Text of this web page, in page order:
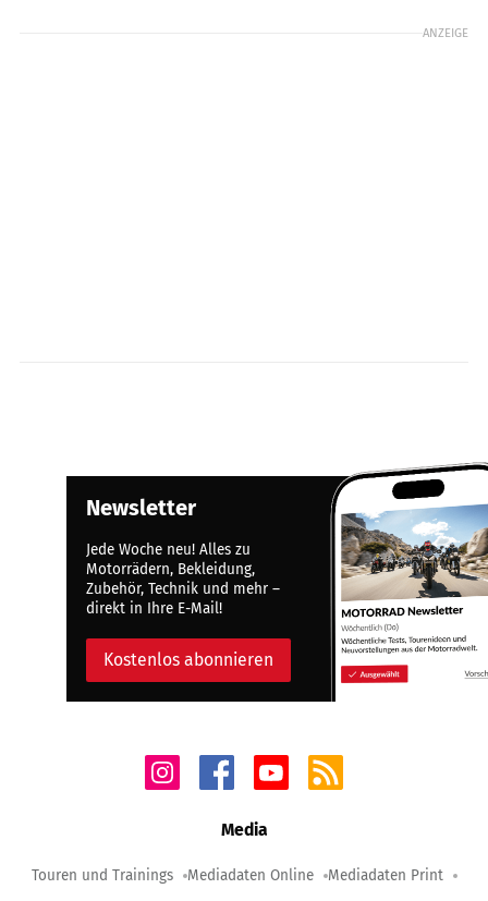
ANZEIGE
Newsletter
Jede Woche neu! Alles zu
Motorrädern, Bekleidung,
Zubehör, Technik und mehr –
direkt in Ihre E-Mail!
Kostenlos abonnieren
Media
Touren und Trainings Mediadaten Online Mediadaten Print